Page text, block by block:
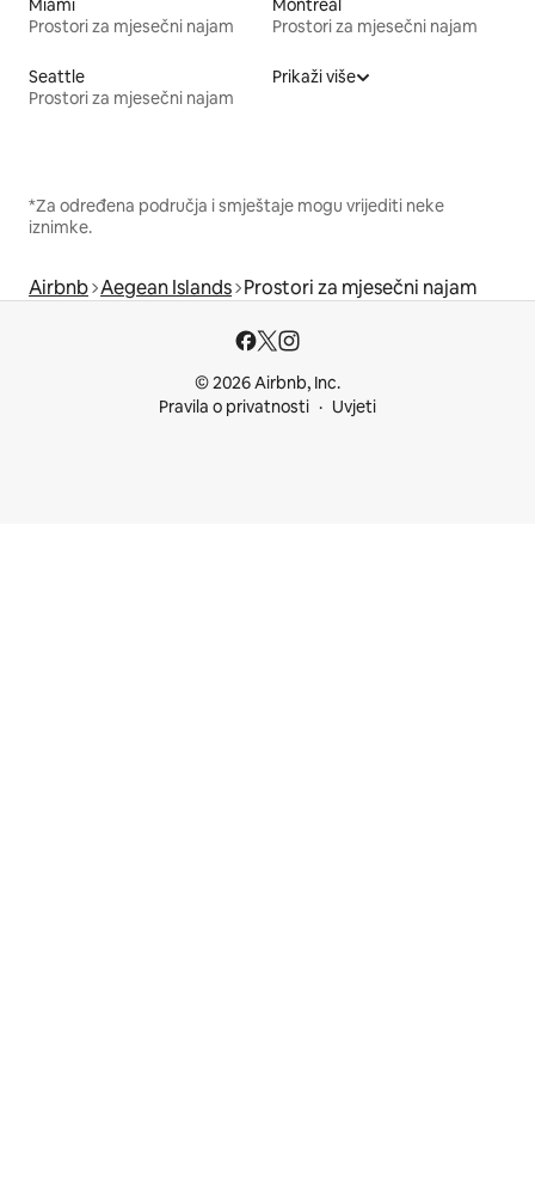
Miami
Prostori za mjesečni najam
Montreal
Prostori za mjesečni najam
Seattle
Prostori za mjesečni najam
Prikaži više
*Za određena područja i smještaje mogu vrijediti neke
iznimke.
Airbnb Aegean Islands Prostori za mjesečni najam
© 2026 Airbnb, Inc.
Pravila o privatnosti
Uvjeti